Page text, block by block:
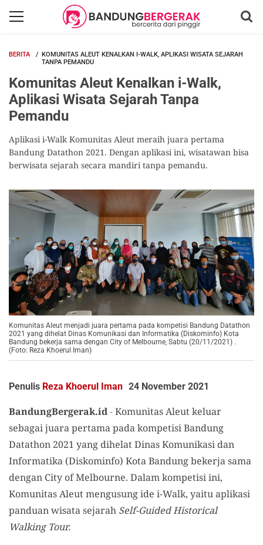
BERITA
KOMUNITAS ALEUT KENALKAN I-WALK, APLIKASI WISATA SEJARAH
TANPA PEMANDU
Komunitas Aleut Kenalkan i-Walk,
Aplikasi Wisata Sejarah Tanpa
Pemandu
Aplikasi i-Walk Komunitas Aleut meraih juara pertama
Bandung Datathon 2021. Dengan aplikasi ini, wisatawan bisa
berwisata sejarah secara mandiri tanpa pemandu.
Komunitas Aleut menjadi juara pertama pada kompetisi Bandung Datathon
2021 yang dihelat Dinas Komunikasi dan Informatika (Diskominfo) Kota
Bandung bekerja sama dengan City of Melbourne, Sabtu (20/11/2021) .
(Foto: Reza Khoerul Iman)
Penulis Reza Khoerul Iman 24 November 2021
BandungBergerak.id-Komunitas Aleut keluar
sebagai juara pertama pada kompetisi Bandung
Datathon 2021 yang dihelat Dinas Komunikasi dan
Informatika (Diskominfo) Kota Bandung bekerja sama
dengan City of Melbourne. Dalam kompetisi ini,
Komunitas Aleut mengusung ide i-Walk, yaitu aplikasi
panduan wisata sejarah Self-Guided Historical
Walking Tour.